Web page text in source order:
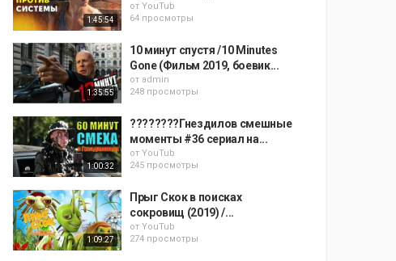
1:45:54
от YouTub
64 просмотры
1:35:55
10 минут спустя /10 Minutes
Gone (Фильм 2019, боевик...
от admin
248 просмотры
1:00:32
????????Гнездилов смешные
моменты #36 сериал на...
от YouTub
245 просмотры
1:09:27
Прыг Скок в поисках
сокровищ (2019) /...
от YouTub
274 просмотры